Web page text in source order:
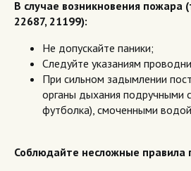
В случае возникновения пожара
22687, 21199):
Не допускайте паники;
Следуйте указаниям
При сильном задымлении
органы дыхания подручными
футболка), смоченными
Соблюдайте несложные правила